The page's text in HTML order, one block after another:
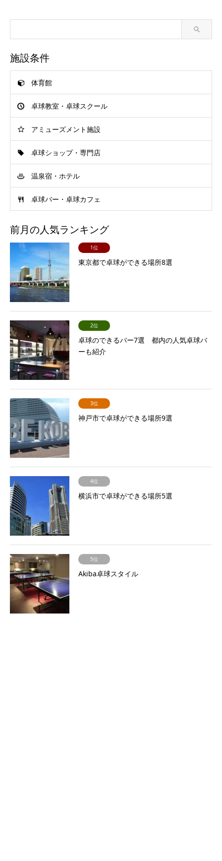
施設条件
体育館
卓球教室・卓球スクール
アミューズメント施設
卓球ショップ・専門店
温泉宿・ホテル
卓球バー・卓球カフェ
前月の人気ランキング
1位
東京都で卓球ができる場所8選
2位
卓球のできるバー7選 都内の人気卓球バ
ーも紹介
3位
神戸市で卓球ができる場所9選
4位
横浜市で卓球ができる場所5選
5位
Akiba卓球スタイル